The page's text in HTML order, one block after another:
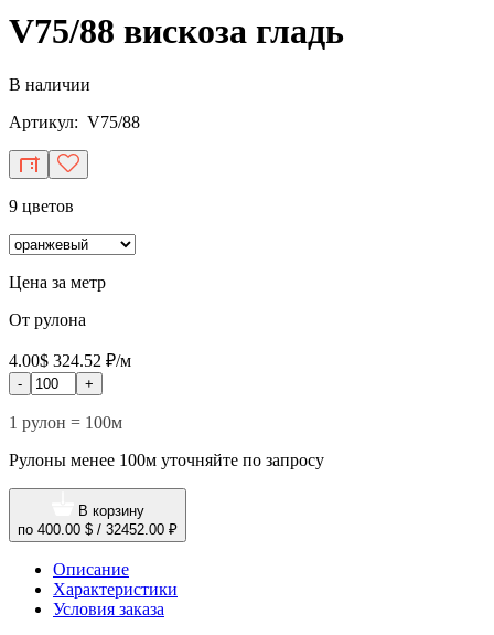
V75/88 вискоза гладь
В наличии
Артикул: V75/88
9 цветов
Цена за метр
От рулона
4.00$ 324.52 ₽/м
- +
1 рулон = 100м
Рулоны менее 100м уточняйте по запросу
В корзину
по 400.00 $ / 32452.00 ₽
Описание
Характеристики
Условия заказа